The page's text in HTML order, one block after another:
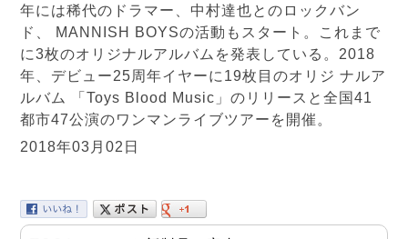
年には稀代のドラマー、中村達也とのロックバン
ド、 MANNISH BOYSの活動もスタート。これまで
に3枚のオリジナルアルバムを発表している。2018
年、デビュー25周年イヤーに19枚目のオリジ ナルア
ルバム 「Toys Blood Music」のリリースと全国41
都市47公演のワンマンライブツアーを開催。
2018年03月02日